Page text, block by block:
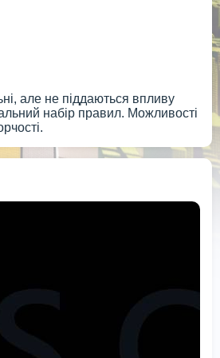
але не піддаються впливу
набір правил. Можливості